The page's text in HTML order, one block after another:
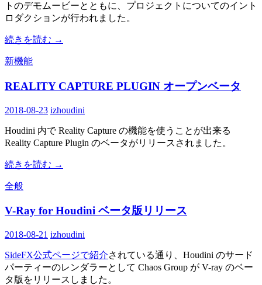
トのデモムービーとともに、プロジェクトについてのイント
ロダクションが行われました。
続きを読む →
新機能
REALITY CAPTURE PLUGIN オープンベータ
2018-08-23 izhoudini
Houdini 内で Reality Capture の機能を使うことが出来る
Reality Capture Plugin のベータがリリースされました。
続きを読む →
全般
V-Ray for Houdini ベータ版リリース
2018-08-21 izhoudini
SideFX公式ページで紹介されている通り、Houdini のサード
パーティーのレンダラーとして Chaos Group が V-ray のベー
タ版をリリースしました。